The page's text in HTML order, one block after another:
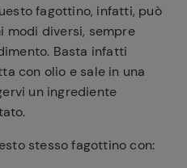
fagottino, infatti, può
modi diversi, sempre
Basta infatti
con olio e sale in una
un ingrediente
stesso fagottino con: